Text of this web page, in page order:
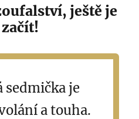
ještě je
začít!
sedmička je
a touha.